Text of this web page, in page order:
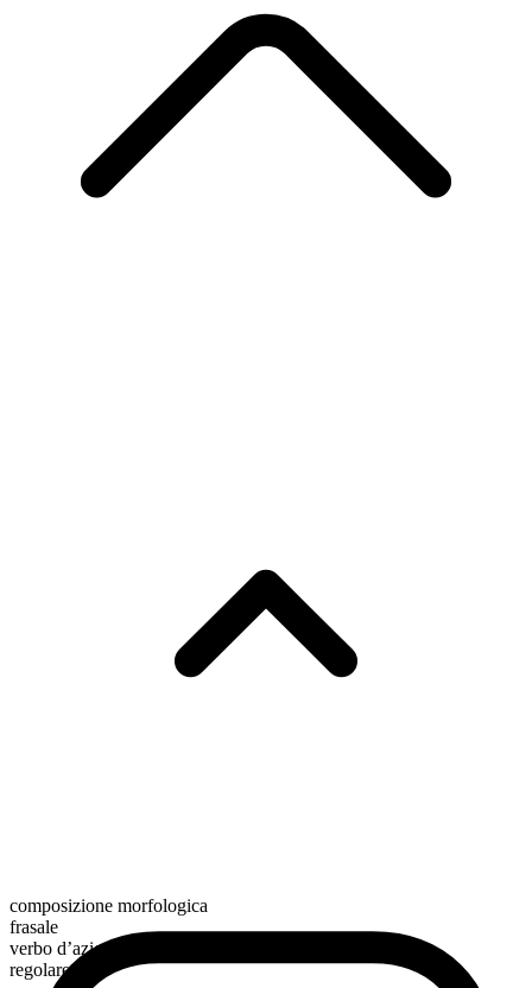
composizione morfologica
frasale
verbo d’azione
regolare